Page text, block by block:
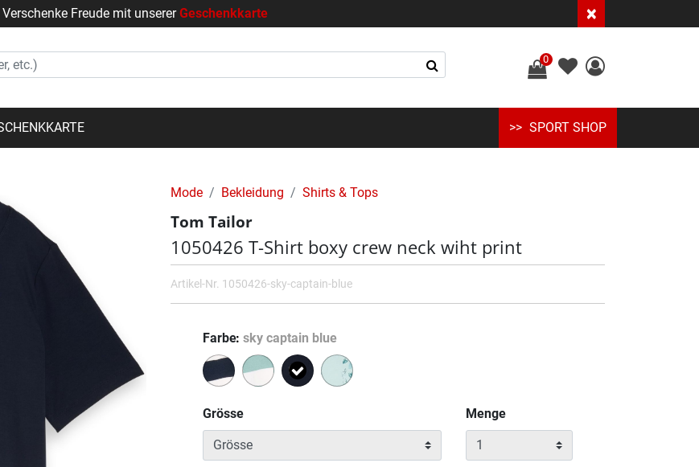
Verschenke Freude mit unsererGeschenkkarte ×
0
SPORT SHOP
Mode Bekleidung Shirts & Tops
Tom Tailor
1050426 T-Shirt boxy crew neck wiht print
Artikel-Nr. 1050426-sky-captain-blue
Farbe sky captain blue
Grösse
Menge